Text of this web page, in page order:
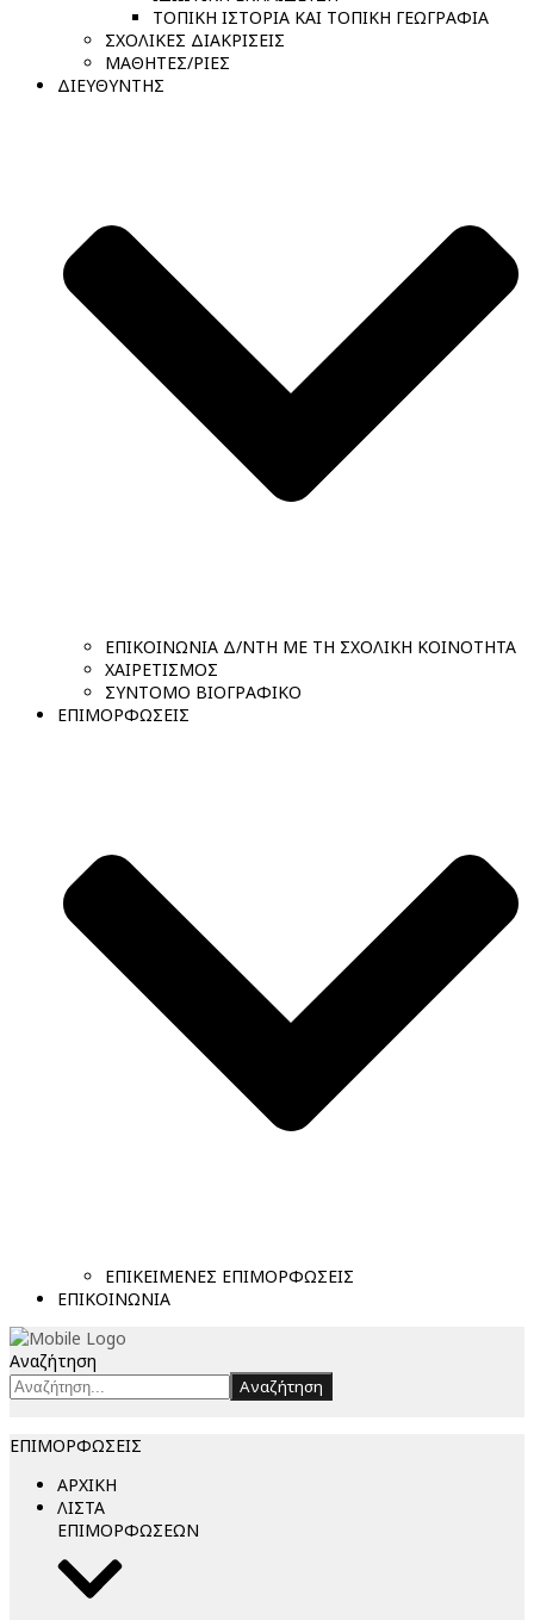
ΤΟΠΙΚΗ ΙΣΤΟΡΙΑ ΚΑΙ ΤΟΠΙΚΗ ΓΕΩΓΡΑΦΙΑ
ΣΧΟΛΙΚΕΣ ΔΙΑΚΡΙΣΕΙΣ
ΜΑΘΗΤΕΣ/ΡΙΕΣ
ΔΙΕΥΘΥΝΤΗΣ
ΕΠΙΚΟΙΝΩΝΙΑ Δ/ΝΤΗ ΜΕ ΤΗ ΣΧΟΛΙΚΗ ΚΟΙΝΟΤΗΤΑ
ΧΑΙΡΕΤΙΣΜΟΣ
ΣΥΝΤΟΜΟ ΒΙΟΓΡΑΦΙΚΟ
ΕΠΙΜΟΡΦΩΣΕΙΣ
ΕΠΙΚΕΙΜΕΝΕΣ ΕΠΙΜΟΡΦΩΣΕΙΣ
ΕΠΙΚΟΙΝΩΝΙΑ
Αναζήτηση
Αναζήτηση
ΕΠΙΜΟΡΦΩΣΕΙΣ
ΑΡΧΙΚΗ
ΛΙΣΤΑ
ΕΠΙΜΟΡΦΩΣΕΩΝ